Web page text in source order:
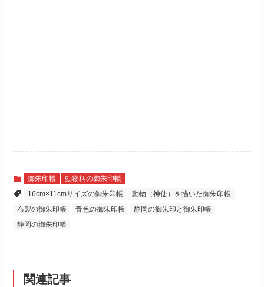
御朱印帳
動物柄の御朱印帳
16cm×11cmサイズの御朱印帳
動物（神使）を描いた御朱印帳
布製の御朱印帳
青色の御朱印帳
静岡の御朱印と御朱印帳
静岡の御朱印帳
関連記事